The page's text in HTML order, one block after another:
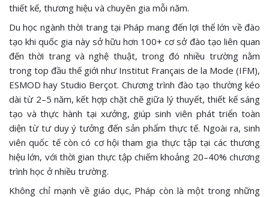
thiết kế, thương hiệu và chuyên gia mỗi năm.
Du học ngành thời trang tại Pháp mang đến lợi thế lớn về đào
tạo khi quốc gia này sở hữu hơn 100+ cơ sở đào tạo liên quan
đến thời trang và nghệ thuật, trong đó nhiều trường nằm
trong top đầu thế giới như Institut Français de la Mode (IFM),
ESMOD hay Studio Berçot. Chương trình đào tạo thường kéo
dài từ 2–5 năm, kết hợp chặt chẽ giữa lý thuyết, thiết kế sáng
tạo và thực hành tại xưởng, giúp sinh viên phát triển toàn
diện từ tư duy ý tưởng đến sản phẩm thực tế. Ngoài ra, sinh
viên quốc tế còn có cơ hội tham gia thực tập tại các thương
hiệu lớn, với thời gian thực tập chiếm khoảng 20–40% chương
trình học ở nhiều trường.
Không chỉ mạnh về giáo dục, Pháp còn là một trong những